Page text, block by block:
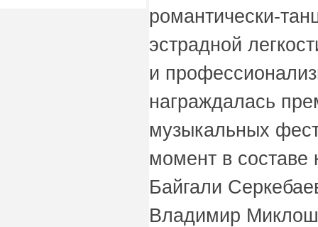
романтически-
эстрадной
и
награждалась
музыкальных
момент в составе
Байгали
Владимир